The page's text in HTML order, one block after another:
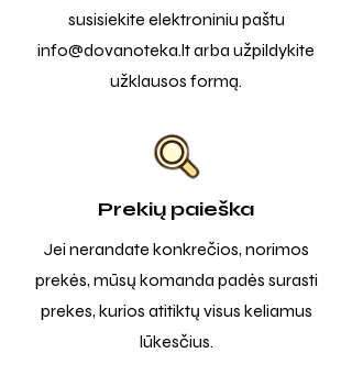
susisiekite elektroniniu paštu
info@dovanoteka.ltarba užpildykite
užklausos formą.
Prekių paieška
Jei nerandate konkrečios, norimos
prekės, mūsų komanda padės surasti
prekes, kurios atitiktų visus keliamus
lūkesčius.